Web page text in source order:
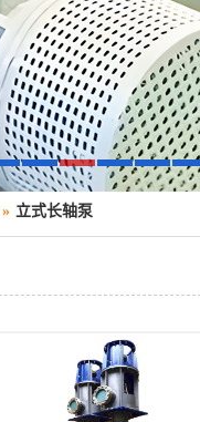
» 立式长轴泵